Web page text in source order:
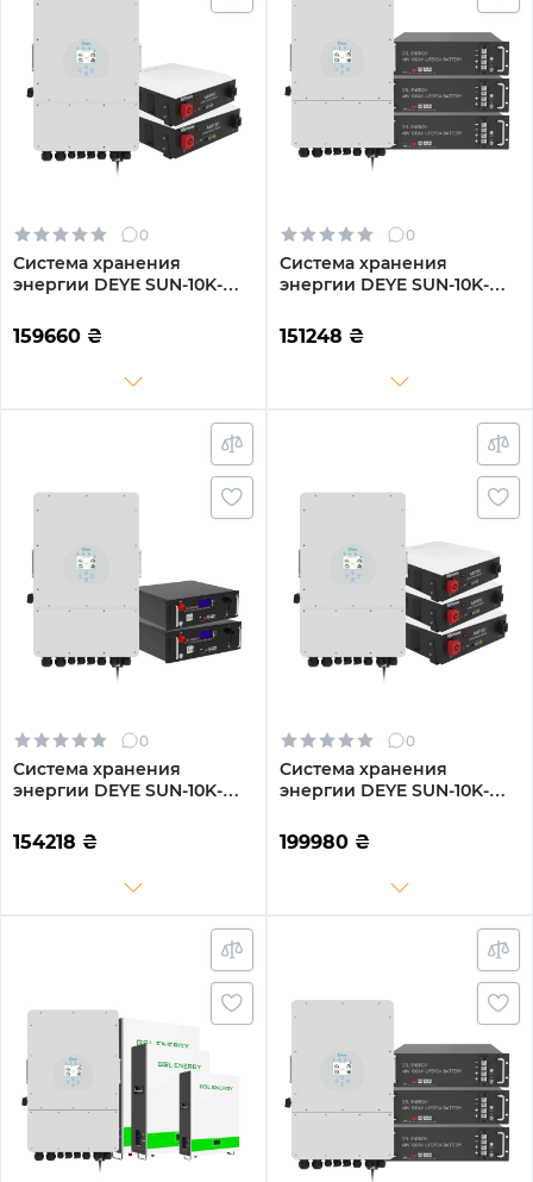
0
Система хранения
энергии DEYE SUN-10K-
W 10kW 9.6kWh 2BAT
LiFePO4 6000 циклов
159660 ₴
0
Система хранения
энергии DEYE SUN-10K-
10kW 9.6kWh 2BAT
LiFePO4 6500 циклов
151248 ₴
0
Система хранения
энергии DEYE SUN-10K-
10kW 10.24kWh 2BAT
LiFePO4 6500 циклов
154218 ₴
0
Система хранения
энергии DEYE SUN-10K-
W 10kW 14.4kWh 3BAT
LiFePO4 6000 циклов
199980 ₴